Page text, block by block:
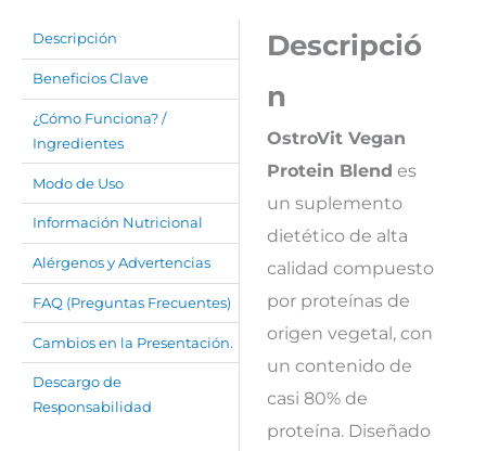
Descripción
Beneficios Clave
¿Cómo Funciona? /
Ingredientes
Modo de Uso
Información Nutricional
Alérgenos y Advertencias
FAQ (Preguntas Frecuentes)
Cambios en la Presentación.
Descargo de
Responsabilidad
Descripció
n
OstroVit Vegan
Protein Blend es
un suplemento
dietético de alta
calidad compuesto
por proteínas de
origen vegetal, con
un contenido de
casi 80% de
proteína. Diseñado